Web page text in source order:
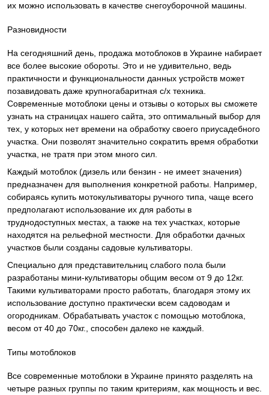
их можно использовать в качестве снегоуборочной машины.
Разновидности
На сегодняшний день, продажа мотоблоков в Украине набирает
все более высокие обороты. Это и не удивительно, ведь
практичности и функциональности данных устройств может
позавидовать даже крупногабаритная c/х техника.
Современные мотоблоки цены и отзывы о которых вы сможете
узнать на страницах нашего сайта, это оптимальный выбор для
тех, у которых нет времени на обработку своего приусадебного
участка. Они позволят значительно сократить время обработки
участка, не тратя при этом много сил.
Каждый мотоблок (дизель или бензин - не имеет значения)
предназначен для выполнения конкретной работы. Например,
собираясь купить мотокультиваторы ручного типа, чаще всего
предполагают использование их для работы в
труднодоступных местах, а также на тех участках, которые
находятся на рельефной местности. Для обработки дачных
участков были созданы садовые культиваторы.
Специально для представительниц слабого пола были
разработаны мини-культиваторы общим весом от 9 до 12кг.
Такими культиваторами просто работать, благодаря этому их
использование доступно практически всем садоводам и
огородникам. Обрабатывать участок с помощью мотоблока,
весом от 40 до 70кг., способен далеко не каждый.
Типы мотоблоков
Все современные мотоблоки в Украине принято разделять на
четыре разных группы по таким критериям, как мощность и вес.